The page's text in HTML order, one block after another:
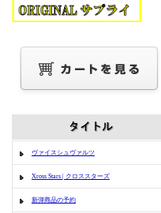
ヴァイスシュヴァルツ
Xross Stars | クロススターズ
新弾商品の予約